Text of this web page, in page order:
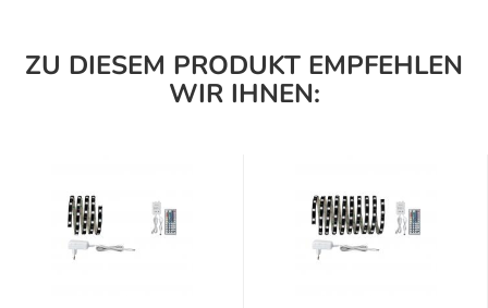
ZU DIESEM PRODUKT EMPFEHLEN
WIR IHNEN: